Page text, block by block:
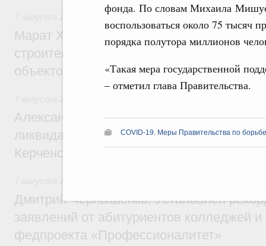
фонда. По словам Михаила
воспользоваться около 75 тысяч
порядка полутора миллионов
«Такая мера государственной
– отметил глава Правительства.
COVID-19. Меры Правительства по
Экономика городов. Городская среда
Марат Хуснуллин: «Единый заказчик»
строительство и реконструкцию более
объектов
Александр Козлов провёл заседание
ликвидации последствий чрезвычайной
Керченском проливе
Дмитрий Чернышенко: Установлен
заявлений от абитуриентов колледжей и
федпроекта «Профессионалитет»